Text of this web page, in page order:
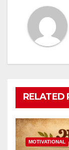
RELATED
MOTIVATIONAL